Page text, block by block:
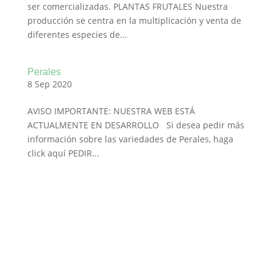
ser comercializadas. PLANTAS FRUTALES Nuestra
producción se centra en la multiplicación y venta de
diferentes especies de...
Perales
8 Sep 2020
AVISO IMPORTANTE: NUESTRA WEB ESTÁ
ACTUALMENTE EN DESARROLLO Si desea pedir más
información sobre las variedades de Perales, haga
click aquí PEDIR...